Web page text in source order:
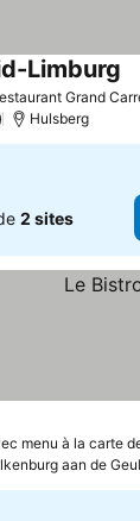
Grand
Limburg
Hulsberg
2 sites
menu à la carte
aan de Geul